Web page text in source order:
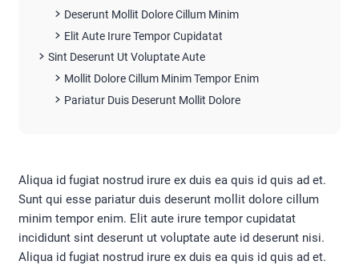
Deserunt Mollit Dolore Cillum Minim
Elit Aute Irure Tempor Cupidatat
Sint Deserunt Ut Voluptate Aute
Mollit Dolore Cillum Minim Tempor Enim
Pariatur Duis Deserunt Mollit Dolore
Aliqua id fugiat nostrud irure ex duis ea quis id quis ad et.
Sunt qui esse pariatur duis deserunt mollit dolore cillum
minim tempor enim. Elit aute irure tempor cupidatat
incididunt sint deserunt ut voluptate aute id deserunt nisi.
Aliqua id fugiat nostrud irure ex duis ea quis id quis ad et.